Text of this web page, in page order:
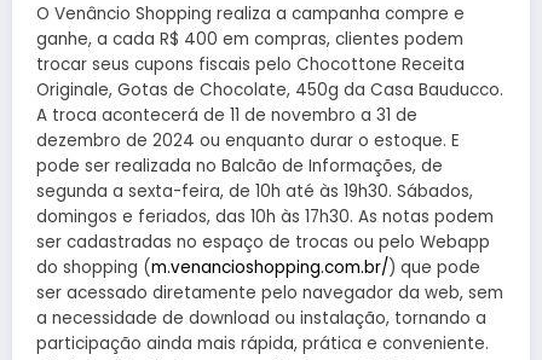
O Venâncio Shopping realiza a campanha compre e
ganhe, a cada R$ 400 em compras, clientes podem
trocar seus cupons fiscais pelo Chocottone Receita
Originale, Gotas de Chocolate, 450g da Casa Bauducco.
A troca acontecerá de 11 de novembro a 31 de
dezembro de 2024 ou enquanto durar o estoque. E
pode ser realizada no Balcão de Informações, de
segunda a sexta-feira, de 10h até às 19h30. Sábados,
domingos e feriados, das 10h às 17h30. As notas podem
ser cadastradas no espaço de trocas ou pelo Webapp
do shopping (m.venancioshopping.com.br/) que pode
ser acessado diretamente pelo navegador da web, sem
a necessidade de download ou instalação, tornando a
participação ainda mais rápida, prática e conveniente.